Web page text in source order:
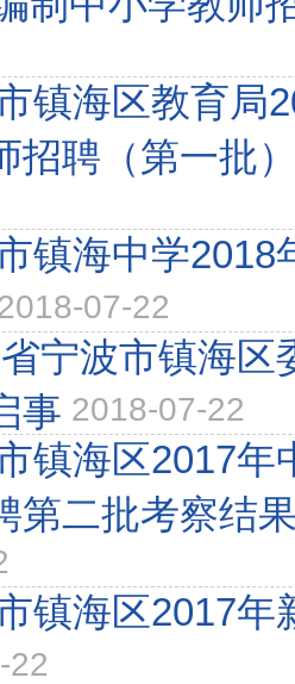
镇海区教育局
招聘（第一批
镇海中学2018
07-22
宁波市镇海区
事 2018-07-22
镇海区2017年
第二批考察结
镇海区2017年
22